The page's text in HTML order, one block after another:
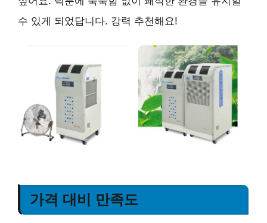
수 있게 되었답니다. 강력 추천해요!
가격 대비 만족도